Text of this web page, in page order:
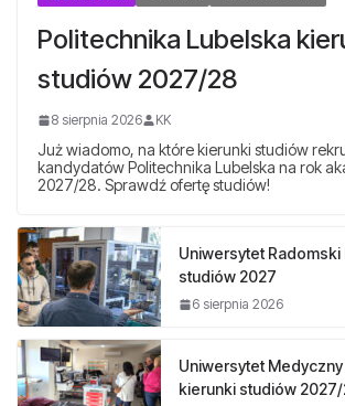
Politechnika Lubelska
studiów 2027/28
8 sierpnia 2026 KK
Już wiadomo, na które kierunki studiów
kandydatów Politechnika Lubelska na rok
2027/28. Sprawdź ofertę studiów!
Uniwersytet
studiów 2027
6 sierpnia 2026
Uniwersytet
kierunki studiów